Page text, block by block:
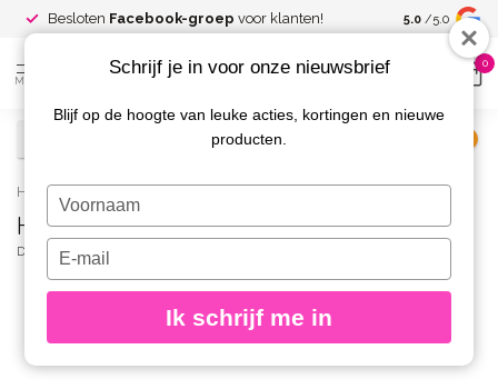
Besloten Facebook-groep voor klanten! Spaar voor
kortingen
5.0 /5.0
MENU
0
Home / Hygiene Vijlen Half Moon 180 grit 25 st.
Hygiene Vijlen Half Moon 180 grit 25 st.
DIVA
Schrijf je in voor onze nieuwsbrief
Blijf op de hoogte van leuke acties, kortingen en nieuwe
producten.
Typ
je
naam
Typ
je
e-
in
Ik schrijf me in